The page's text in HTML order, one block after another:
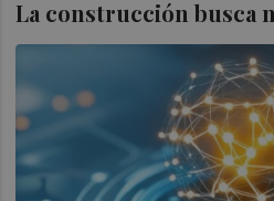
La construcción busca